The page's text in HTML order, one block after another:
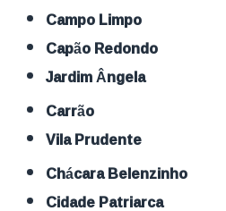
Campo Limpo
Capão Redondo
Jardim Ângela
Carrão
Vila Prudente
Chácara Belenzinho
Cidade Patriarca